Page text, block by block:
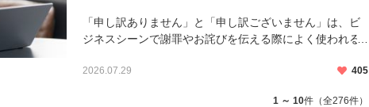
「申し訳ありません」と「申し訳ございません」は、ビ
ジネスシーンで謝罪やお詫びを伝える際によく使われる
「取引先や上司にはどちらが適切なのか」「メールでは
2026.07.29 405
1 ～ 10件（全276件）